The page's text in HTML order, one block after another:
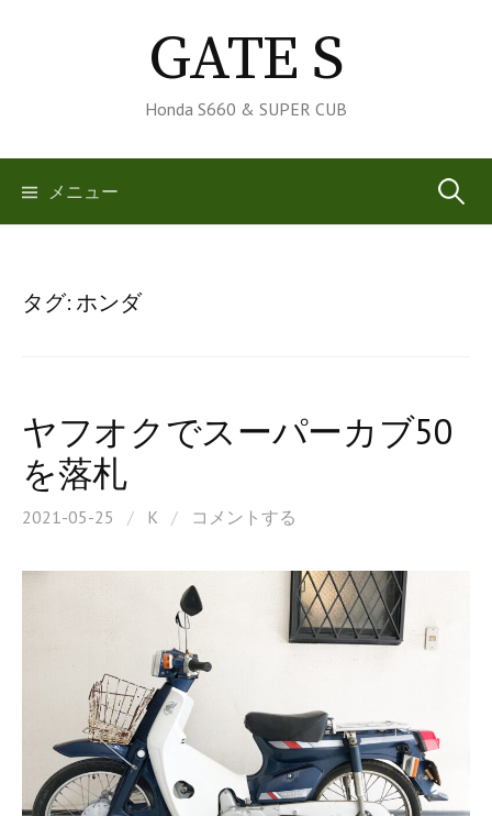
キ
GATE S
Honda S660 & SUPER CUB
メニュー 検
タグ: ホンダ
ヤフオクでスーパーカブ50
を落札
2021-05-25 / K / コメントする